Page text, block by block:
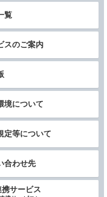
覧
スのご案内
境について
定等について
合わせ先
サービス